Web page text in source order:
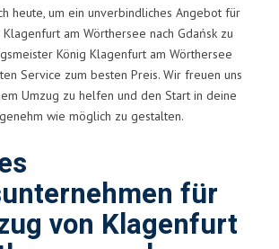
heute, um ein unverbindliches Angebot für
am Wörthersee nach Gdańsk zu
König Klagenfurt am Wörthersee
Service zum besten Preis. Wir freuen uns
Umzug zu helfen und den Start in deine
wie möglich zu gestalten.
für
von Klagenfurt